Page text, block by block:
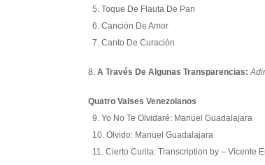
5. Toque De Flauta De Pan
6. Canción De Amor
7. Canto De Curación
8. A Través De Algunas Transparencias:
Quatro Valses Venezolanos
9. Yo No Te Olvidaré: Manuel Guadalajara
10. Olvido: Manuel Guadalajara
11. Cierto Curita: Transcription by – Vicente